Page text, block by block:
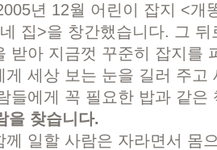
년 12월 어린이 잡지 <개
집>을 창간했습니다. 그
받아 지금껏 꾸준히 잡지를
게 세상 보는 눈을 길러 주고
들에게 꼭 필요한 밥과 같은
을 찾습니다.
께 일할 사람은 자라면서 몸